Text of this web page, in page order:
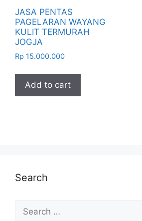
JASA PENTAS
PAGELARAN WAYANG
KULIT TERMURAH
JOGJA
Rp 15.000.000
Add to cart
Search
for: